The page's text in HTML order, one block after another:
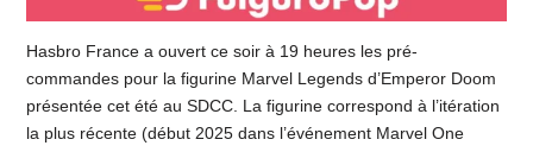
Hasbro France a ouvert ce soir à 19 heures les pré-
commandes pour la figurine Marvel Legends d’Emperor Doom
présentée cet été au SDCC. La figurine correspond à l’itération
la plus récente (début 2025 dans l’événement Marvel One